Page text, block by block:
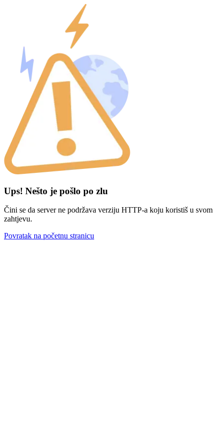
Ups! Nešto je pošlo po zlu
Čini se da server ne podržava verziju HTTP-a koju koristiš u svom
zahtjevu.
Povratak na početnu stranicu